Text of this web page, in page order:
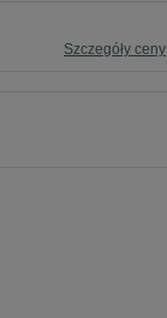
Szczegóły ceny